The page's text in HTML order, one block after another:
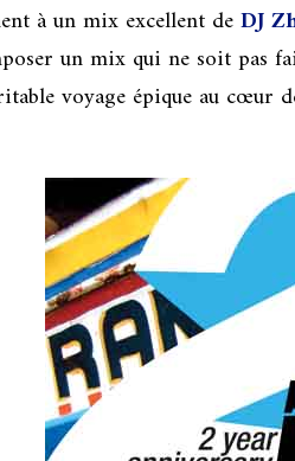
à un mix excellent deDJ
un mix qui ne soit pas
voyage épique au cœur